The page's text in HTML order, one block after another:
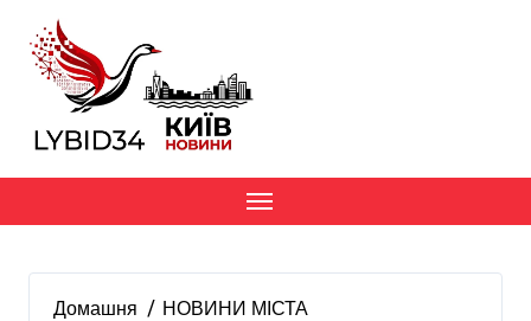
вмісту
Домашня
НОВИНИ МІСТА